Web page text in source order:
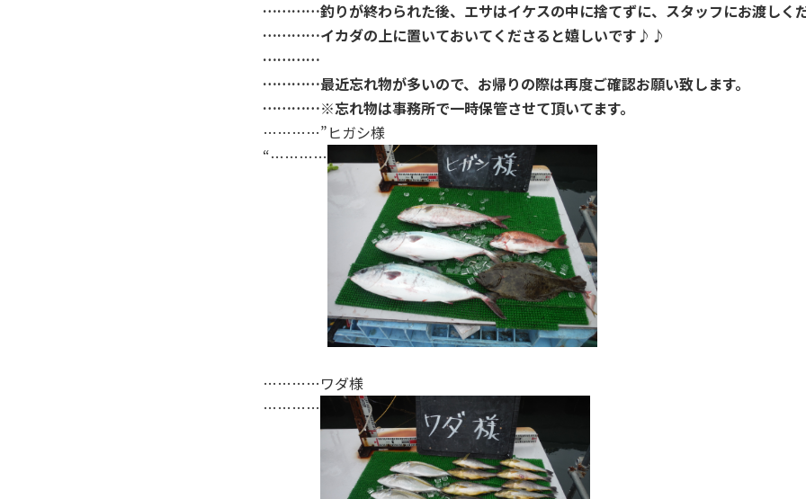
…………釣りが終わられた後、エサはイケスの中に捨てずに、スタッフにお渡しく
…………イカダの上に置いておいてくださると嬉しいです♪♪
…………
…………最近忘れ物が多いので、お帰りの際は再度ご確認お願い致します。
…………※忘れ物は事務所で一時保管させて頂いてます。
…………”ヒガシ様
“…………
…………ワダ様
…………